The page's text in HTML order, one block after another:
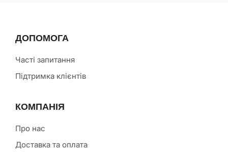
ДОПОМОГА
Часті запитання
Підтримка клієнтів
КОМПАНІЯ
Про нас
Доставка та оплата